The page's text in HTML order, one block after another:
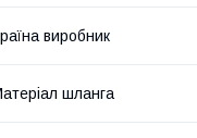
виробник
шланга